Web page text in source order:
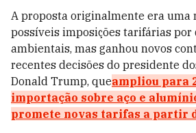
A proposta originalmente era uma
possíveis imposições tarifárias por
ambientais, mas ganhou novos
recentes decisões do presidente
Donald Trump, queampliou para
importação sobre aço e
promete novas tarifas a partir